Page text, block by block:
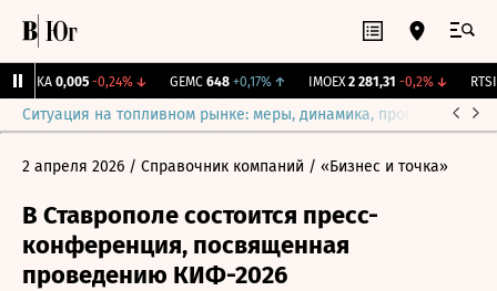
TGKA 0,005 -0,24%↓ GEMC 648 +0,17%↑ IMOEX 2 281,31 -0,2%↓ RTSI
Ситуация на топливном рынке: меры, динамика, прогнозы
2 апреля 2026 / Справочник компаний / «Бизнес и точка»
В Ставрополе состоится пресс-
конференция, посвященная
проведению КИФ-2026